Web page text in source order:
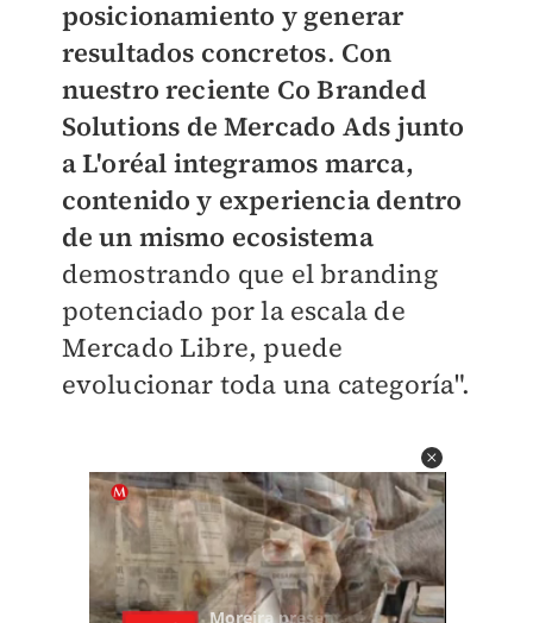
posicionamiento y generar
resultados concretos. Con
nuestro reciente Co Branded
Solutions de Mercado Ads junto
a L'oréal integramos marca,
contenido y experiencia dentro
de un mismo ecosistema
demostrando que el branding
potenciado por la escala de
Mercado Libre, puede
evolucionar toda una categoría".